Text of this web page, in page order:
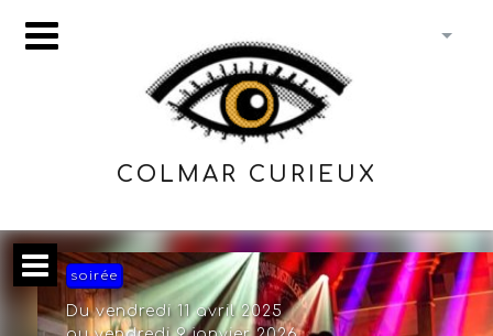
COLMAR CURIEUX
soirée
Du vendredi 11 avril 2025